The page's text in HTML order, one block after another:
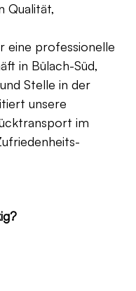
Qualität,
eine professionelle
in Bülach-Süd,
Stelle in der
unsere
im